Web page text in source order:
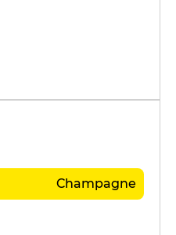
Champagne